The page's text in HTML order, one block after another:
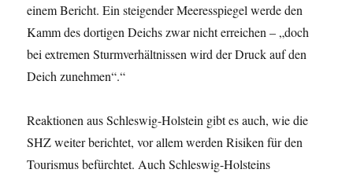
einem Bericht. Ein steigender Meeresspiegel werde den
Kamm des dortigen Deichs zwar nicht erreichen – „doch
bei extremen Sturmverhältnissen wird der Druck auf den
Deich zunehmen“.“
Reaktionen aus Schleswig-Holstein gibt es auch, wie die
SHZ weiter berichtet, vor allem werden Risiken für den
Tourismus befürchtet. Auch Schleswig-Holsteins